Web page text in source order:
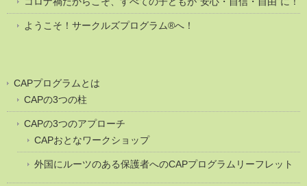
ようこそ！サークルズプログラム®へ！
CAPプログラムとは
CAPの3つの柱
CAPの3つのアプローチ
CAPおとなワークショップ
外国にルーツのある保護者へのCAPプログラムリーフレット